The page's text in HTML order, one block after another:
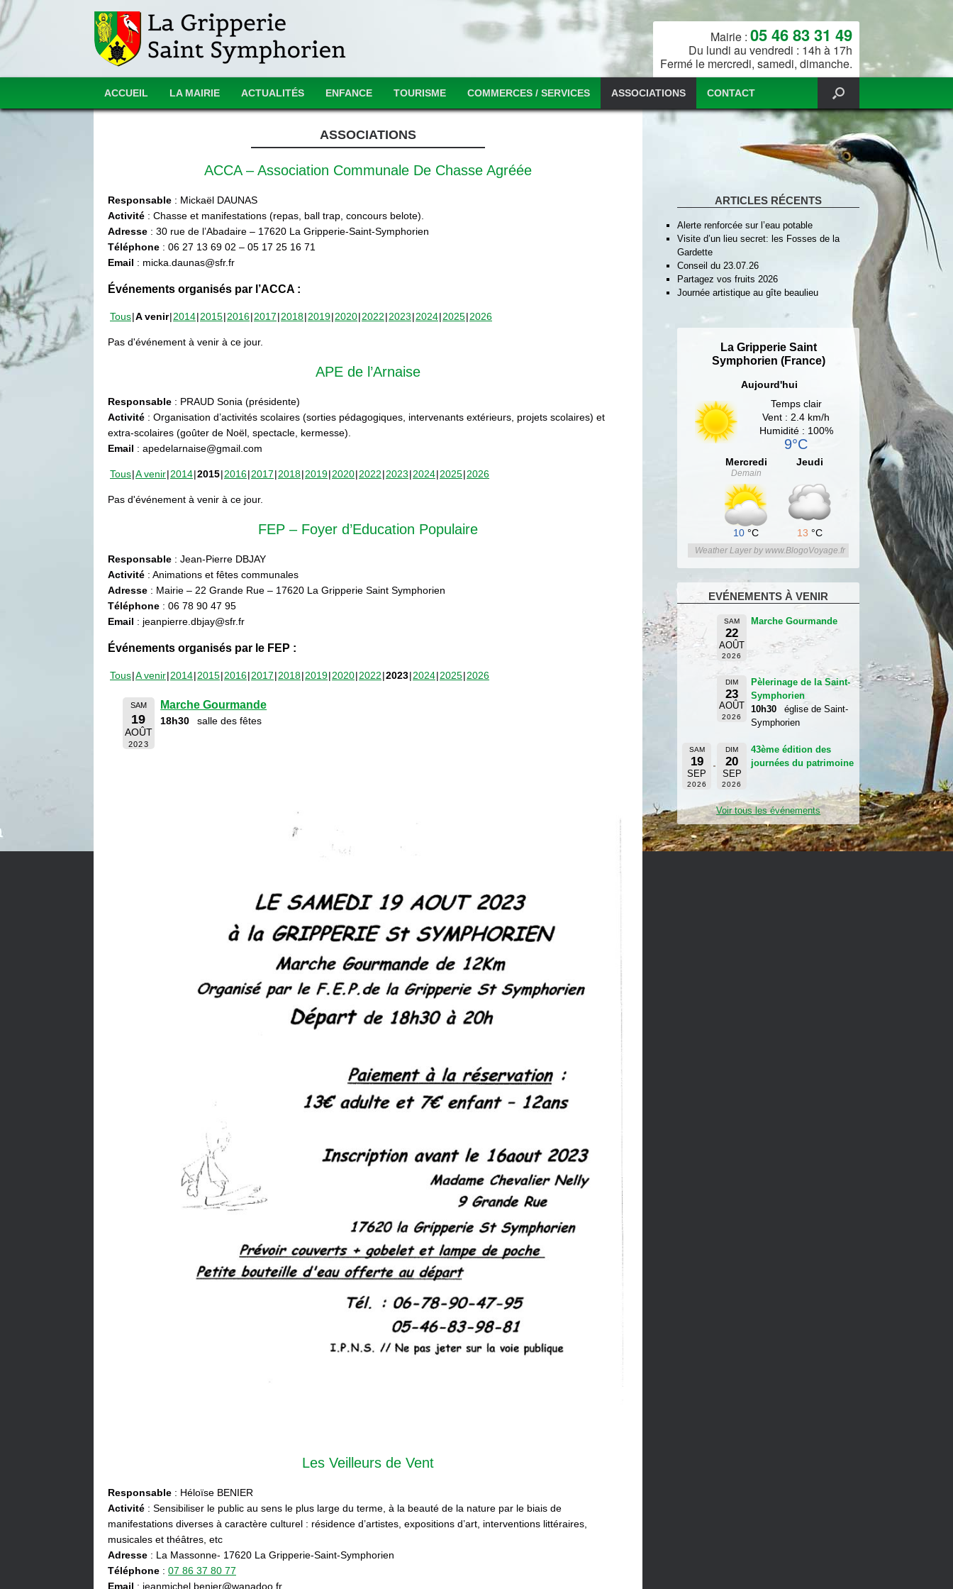
Mairie : 05 46 83 31 49
Du lundi au vendredi : 14h à 17h
Fermé le mercredi, samedi, dimanche.
ACCUEIL LA MAIRIE ACTUALITÉS ENFANCE TOURISME COMMERCES / SERVICES ASSOCIATIONS CONTACT
ASSOCIATIONS
ACCA – Association Communale De Chasse Agréée
Responsable : Mickaël DAUNAS
Activité : Chasse et manifestations (repas, ball trap, concours belote).
Adresse : 30 rue de l’Abadaire – 17620 La Gripperie-Saint-Symphorien
Téléphone : 06 27 13 69 02 – 05 17 25 16 71
Email : micka.daunas@sfr.fr
Événements organisés par l’ACCA :
Tous A venir 2014 2015 2016 2017 2018 2019 2020 2022 2023 2024 2025 2026
Pas d'événement à venir à ce jour.
APE de l’Arnaise
Responsable : PRAUD Sonia (présidente)
Activité : Organisation d’activités scolaires (sorties pédagogiques, intervenants extérieurs, projets scolaires) et
extra-scolaires (goûter de Noël, spectacle, kermesse).
Email : apedelarnaise@gmail.com
Tous A venir 2014 2015 2016 2017 2018 2019 2020 2022 2023 2024 2025 2026
Pas d'événement à venir à ce jour.
FEP – Foyer d’Education Populaire
Responsable : Jean-Pierre DBJAY
Activité : Animations et fêtes communales
Adresse : Mairie – 22 Grande Rue – 17620 La Gripperie Saint Symphorien
Téléphone : 06 78 90 47 95
Email : jeanpierre.dbjay@sfr.fr
Événements organisés par le FEP :
Tous A venir 2014 2015 2016 2017 2018 2019 2020 2022 2023 2024 2025 2026
SAM
19
AOÛT
2023
Marche Gourmande
18h30 salle des fêtes
Les Veilleurs de Vent
Responsable : Héloïse BENIER
Activité : Sensibiliser le public au sens le plus large du terme, à la beauté de la nature par le biais de
manifestations diverses à caractère culturel : résidence d’artistes, expositions d’art, interventions littéraires,
musicales et théâtres, etc
Adresse : La Massonne- 17620 La Gripperie-Saint-Symphorien
Téléphone : 07 86 37 80 77
Email : jeanmichel.benier@wanadoo.fr
ARTICLES RÉCENTS
Alerte renforcée sur l’eau potable
Visite d’un lieu secret: les Fosses de la
Gardette
Conseil du 23.07.26
Partagez vos fruits 2026
Journée artistique au gîte beaulieu
La Gripperie Saint
Symphorien (France)
Aujourd'hui
Temps clair
Vent : 2.4 km/h
Humidité : 100%
9°C
Mercredi
Demain
10 °C
Jeudi
13 °C
Weather Layer by www.BlogoVoyage.fr
EVÉNEMENTS À VENIR
SAM
22
AOÛT
2026
Marche Gourmande
DIM
23
AOÛT
2026
Pèlerinage de la Saint-
Symphorien
10h30
église de Saint-
Symphorien
SAM
19
SEP
2026
DIM
20
SEP
2026
43ème édition des
journées du patrimoine
Voir tous les événements